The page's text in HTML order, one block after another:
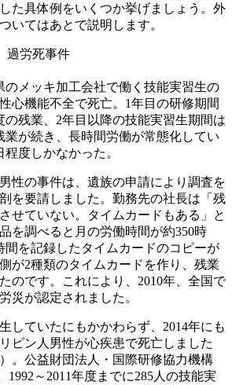
た具体例をいくつか挙げましょう。外
いてはあとで説明します。
過労死事件
メッキ加工会社で働く技能実習生の
心機能不全で死亡。1年目の研修期間
の残業、2年目以降の技能実習生期間は
業が続き、長時間労働が常態化してい
度しかなかった。
性の事件は、遺族の申請により調査を
を要請しました。勤務先の社長は「残
せていない。タイムカードもある」と
を調べると月の労働時間が約350時
間を記録したタイムカードのコピーが
が2種類のタイムカードを作り、残業
のです。これにより、2010年、全国で
災が認定されました。
していたにもかかわらず、2014年にも
ピン人男性が心疾患で死亡しました
。公益財団法人・国際研修協力機構
1992～2011年度までに285人の技能実